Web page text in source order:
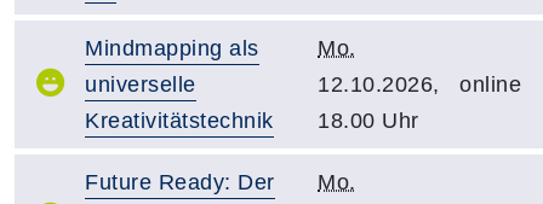
Mindmapping als
universelle
Kreativitätstechnik
Mo.
12.10.2026,
18.00 Uhr
online
Future Ready: Der
Mo.